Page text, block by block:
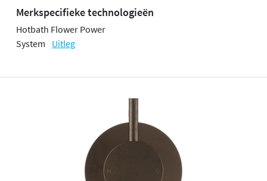
Merkspecifieke technologieën
Hotbath Flower Power
System
Uitleg